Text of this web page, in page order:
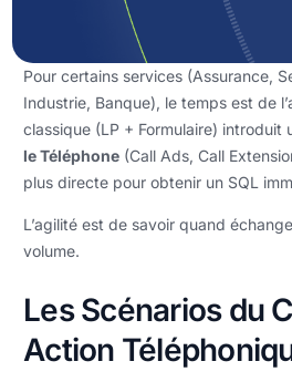
Pour certains services (Assurance,
Industrie, Banque), le temps est de
classique (LP + Formulaire)
le Téléphone (Call Ads, Call
plus directe pour obtenir un SQL
L’agilité est de savoir quand
volume.
Les Scénarios du
Action